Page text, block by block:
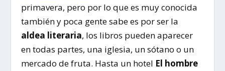
primavera, pero por lo que es muy conocida
también y poca gente sabe es por ser la
aldea literaria, los libros pueden aparecer
en todas partes, una iglesia, un sótano o un
mercado de fruta. Hasta un hotel El hombre